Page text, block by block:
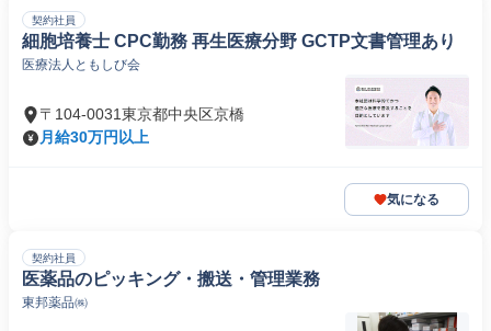
契約社員
細胞培養士 CPC勤務 再生医療分野 GCTP文書管理あり
医療法人ともしび会
〒104-0031東京都中央区京橋
月給30万円以上
気になる
契約社員
医薬品のピッキング・搬送・管理業務
東邦薬品㈱